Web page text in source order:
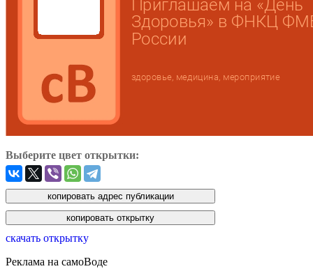
Выберите цвет открытки:
скачать открытку
Реклама на самоВоде